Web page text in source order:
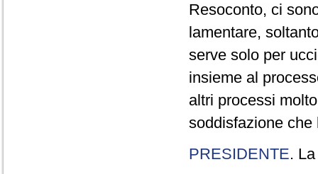
Resoconto, ci
lamentare,
serve solo per
insieme al
altri processi
soddisfazione che
PRESIDENTE.